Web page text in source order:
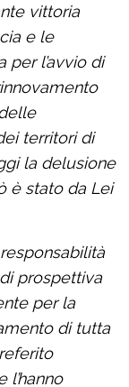
vittoria
e le
per l’avvio di
territori di
la delusione
è stato da Lei
prospettiva
per la
di tutta
l’hanno